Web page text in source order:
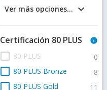
keyboard_arrow_down
Ver más opciones...
Certificación 80 PLUS info
check_box_outline_blank 80 PLUS 0
check_box_outline_blank 80 PLUS Bronze 8
check_box_outline_blank 80 PLUS Gold 11